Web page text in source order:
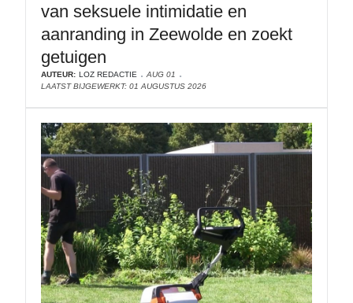
van seksuele intimidatie en
aanranding in Zeewolde en zoekt
getuigen
AUTEUR: LOZ REDACTIE
AUG 01
LAATST BIJGEWERKT: 01 AUGUSTUS 2026